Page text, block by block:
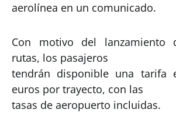
aerolínea en un comunicado.
Con motivo del lanzamiento
rutas, los pasajeros
tendrán disponible una tarifa
euros por trayecto, con las
tasas de aeropuerto incluidas.